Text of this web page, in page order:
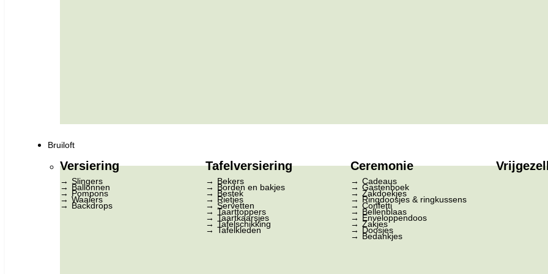
Bruiloft
Versiering
Slingers
Ballonnen
Pompons
Waaiers
Backdrops
Tafelversiering
Bekers
Borden en bakjes
Bestek
Rietjes
Servetten
Taarttoppers
Taartkaarsjes
Tafelschikking
Tafelkleden
Ceremonie
Cadeaus
Gastenboek
Zakdoekjes
Ringdoosjes & ringkussens
Confetti
Bellenblaas
Enveloppendoos
Zakjes
Doosjes
Bedankjes